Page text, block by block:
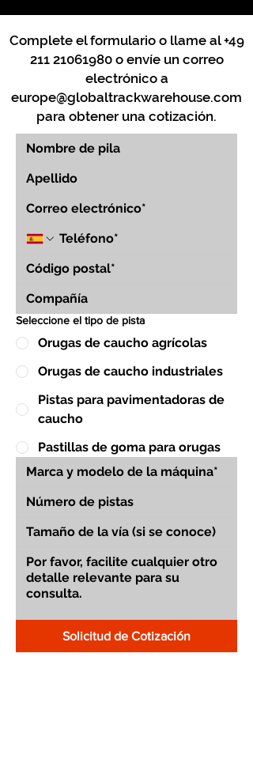
Complete el formulario o llame al+49
211 21061980o envíe un correo
electrónico a
europe@globaltrackwarehouse.com
para obtener una cotización.
Seleccione el tipo de pista
Orugas de caucho agrícolas
Orugas de caucho industriales
Pistas para pavimentadoras de
caucho
Pastillas de goma para orugas
Solicitud de Cotización